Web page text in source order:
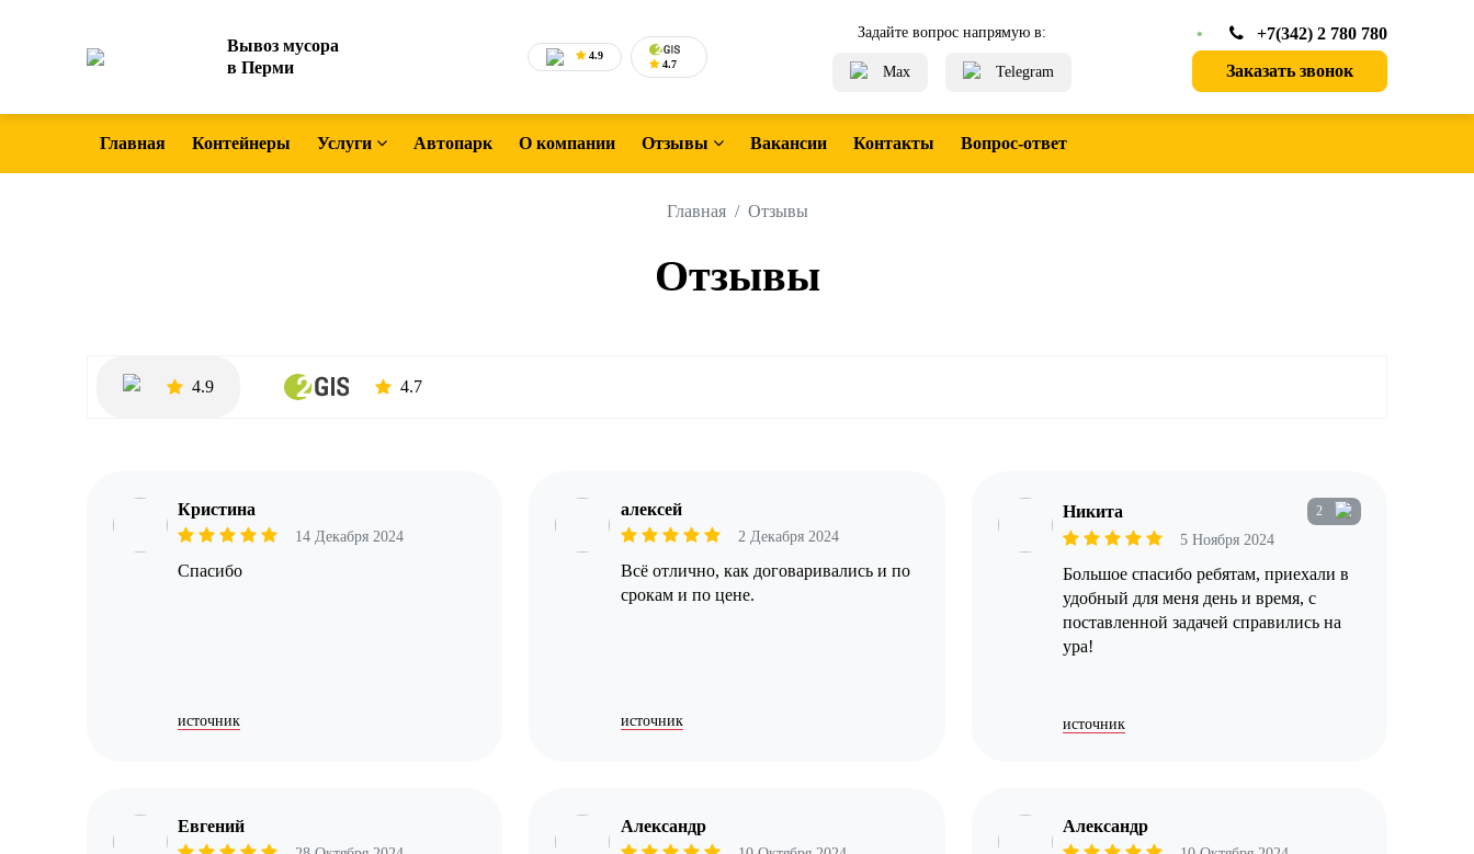
Вывоз мусора
в Перми
4.9
4.7
Задайте вопрос напрямую в:
Max Telegram
•
+7(342) 2 780 780
Заказать звонок
Главная Контейнеры Услуги Автопарк О компании Отзывы Вакансии Контакты Вопрос-ответ
Главная Отзывы
Отзывы
4.9 4.7
Кристина
14 Декабря 2024
Спасибо
источник
алексей
2 Декабря 2024
Всё отлично, как договаривались и по
срокам и по цене.
источник
Никита 2
5 Ноября 2024
Большое спасибо ребятам, приехали в
удобный для меня день и время, с
поставленной задачей справились на
ура!
источник
Евгений Александр Александр